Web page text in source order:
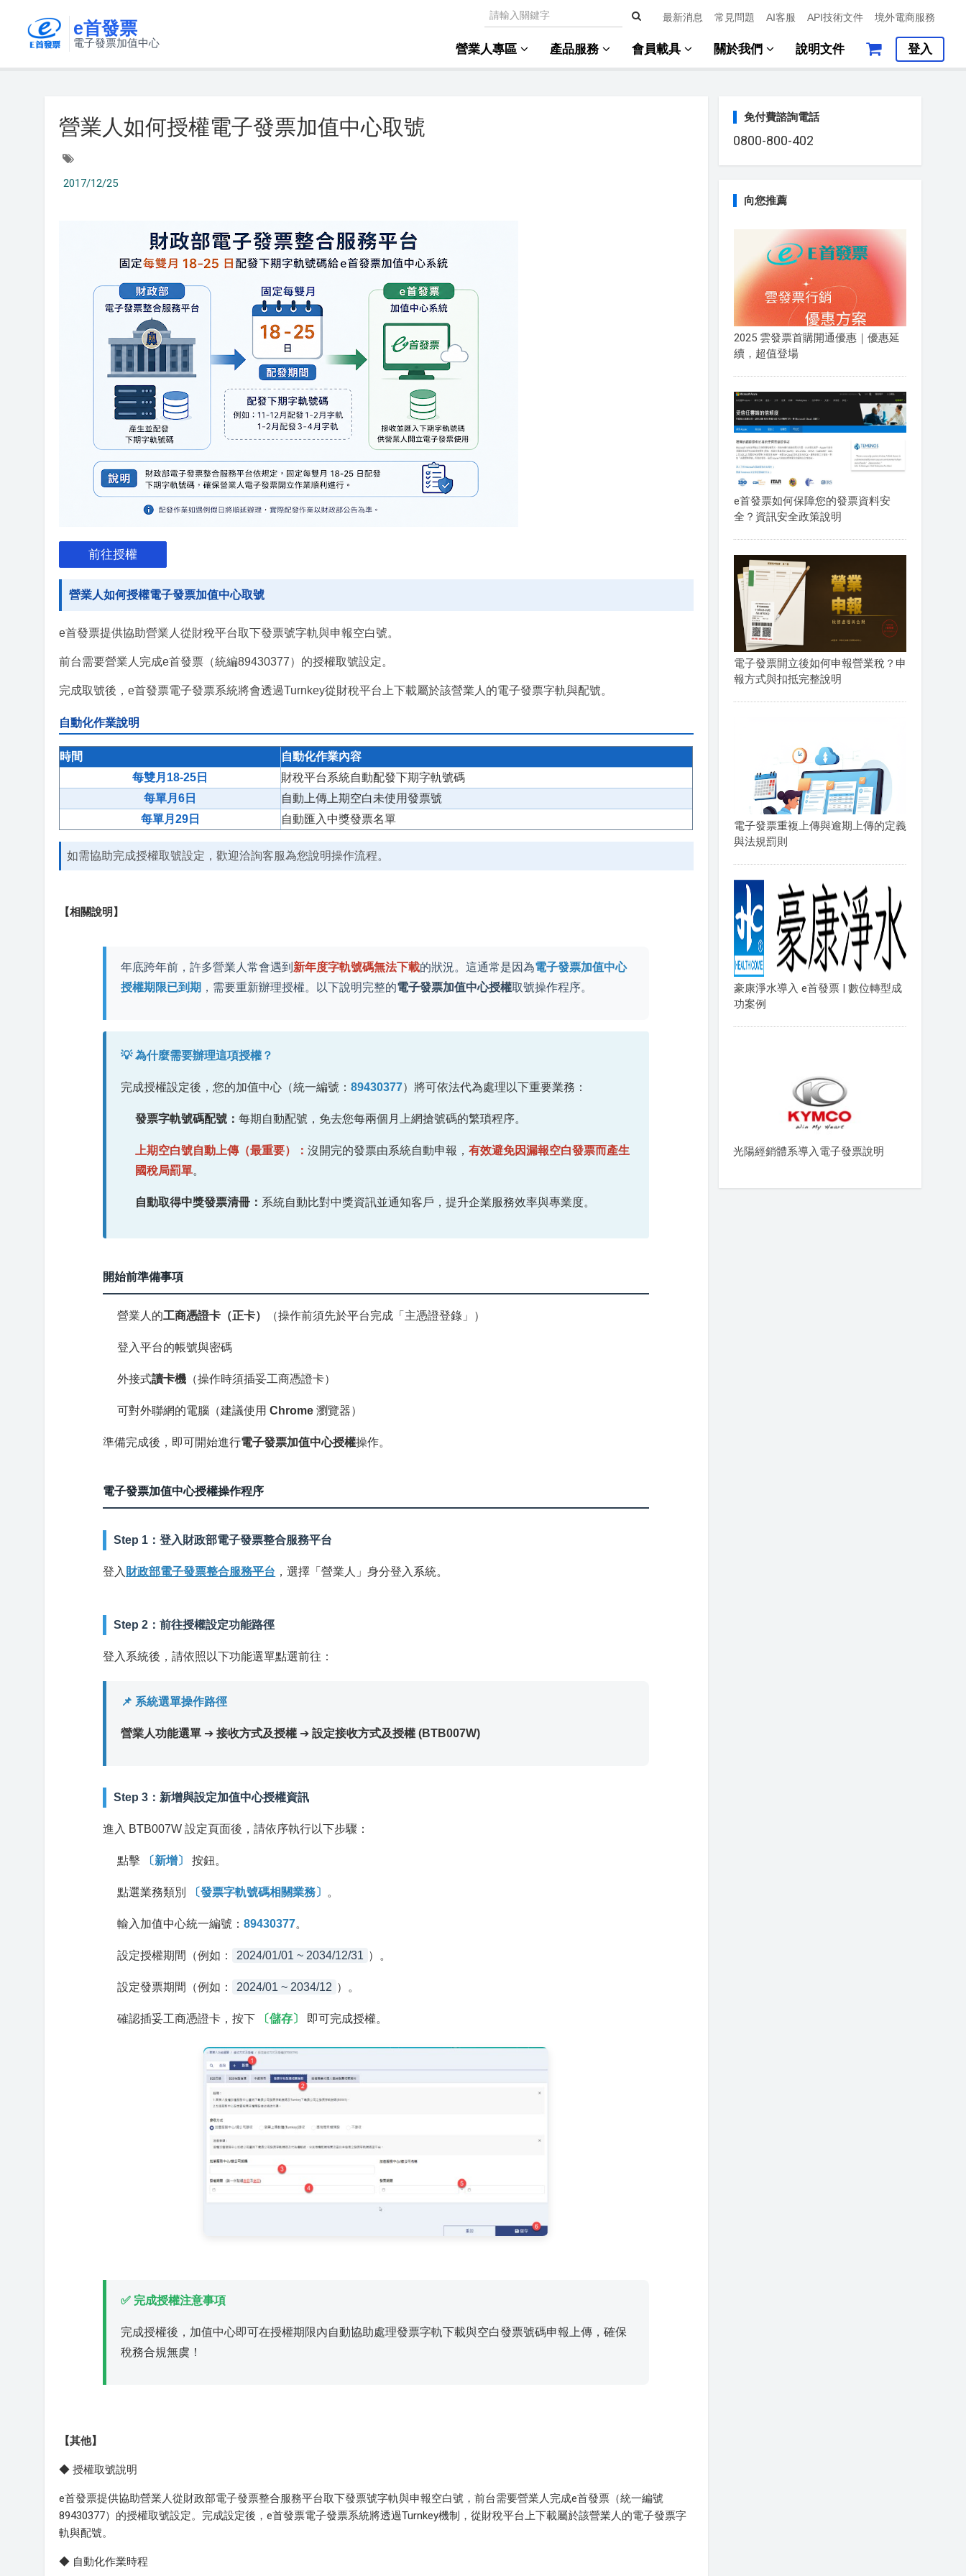
e首發票
電子發票加值中心
最新消息 常見問題 AI客服 API技術文件 境外電商服務
營業人專區 產品服務 會員載具 關於我們 說明文件 登入
營業人如何授權電子發票加值中心取號
2017/12/25
前往授權
營業人如何授權電子發票加值中心取號
e首發票提供協助營業人從財稅平台取下發票號字軌與申報空白號。
前台需要營業人完成e首發票（統編89430377）的授權取號設定。
完成取號後，e首發票電子發票系統將會透過Turnkey從財稅平台上下載屬於該營業人的電子發票字軌與配號。
自動化作業說明
時間
自動化作業內容
每雙月18-25日
財稅平台系統自動配發下期字軌號碼
每單月6日
自動上傳上期空白未使用發票號
每單月29日
自動匯入中獎發票名單
如需協助完成授權取號設定，歡迎洽詢客服為您說明操作流程。
【相關說明】
年底跨年前，許多營業人常會遇到 新年度字軌號碼無法下載的狀況。這通常是因為電子發票加值中心
授權期限已到期 ，需要重新辦理授權。以下說明完整的電子發票加值中心授權取號操作程序。
💡 為什麼需要辦理這項授權？
完成授權設定後，您的加值中心（統一編號：89430377）將可依法代為處理以下重要業務：
發票字軌號碼配號：每期自動配號，免去您每兩個月上網搶號碼的繁瑣程序。
上期空白號自動上傳（最重要）：沒開完的發票由系統自動申報，有效避免因漏報空白發票而產生
國稅局罰單。
自動取得中獎發票清冊： 系統自動比對中獎資訊並通知客戶，提升企業服務效率與專業度。
開始前準備事項
營業人的工商憑證卡（正卡） （操作前須先於平台完成「主憑證登錄」）
登入平台的帳號與密碼
外接式讀卡機 （操作時須插妥工商憑證卡）
可對外聯網的電腦（建議使用Chrome 瀏覽器）
準備完成後，即可開始進行電子發票加值中心授權操作。
電子發票加值中心授權操作程序
Step 1：登入財政部電子發票整合服務平台
登入 財政部電子發票整合服務平台 ，選擇「營業人」身分登入系統。
Step 2：前往授權設定功能路徑
登入系統後，請依照以下功能選單點選前往：
📌 系統選單操作路徑
營業人功能選單 ➔接收方式及授權 ➔設定接收方式及授權 (BTB007W)
Step 3：新增與設定加值中心授權資訊
進入 BTB007W 設定頁面後，請依序執行以下步驟：
點擊 〔新增〕 按鈕。
點選業務類別 〔發票字軌號碼相關業務〕 。
輸入加值中心統一編號：89430377。
設定授權期間（例如： 2024/01/01 ~ 2034/12/31 ）。
設定發票期間（例如： 2024/01 ~ 2034/12 ）。
確認插妥工商憑證卡，按下 〔儲存〕 即可完成授權。
✅ 完成授權注意事項
完成授權後，加值中心即可在授權期限內自動協助處理發票字軌下載與空白發票號碼申報上傳，確保
稅務合規無虞！
【其他】
◆ 授權取號說明
e首發票提供協助營業人從財政部電子發票整合服務平台取下發票號字軌與申報空白號，前台需要營業人完成e首發票（統一編號
89430377）的授權取號設定。完成設定後，e首發票電子發票系統將透過Turnkey機制，從財稅平台上下載屬於該營業人的電子發票字
軌與配號。
◆ 自動化作業時程
免付費諮詢電話
0800-800-402
向您推薦
2025 雲發票首購開通優惠｜優惠延
續，超值登場
e首發票如何保障您的發票資料安
全？資訊安全政策說明
電子發票開立後如何申報營業稅？申
報方式與扣抵完整說明
電子發票重複上傳與逾期上傳的定義
與法規罰則
豪康淨水導入 e首發票 | 數位轉型成
功案例
光陽經銷體系導入電子發票說明